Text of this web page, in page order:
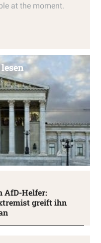
AfD-Helfer:
greift ihn